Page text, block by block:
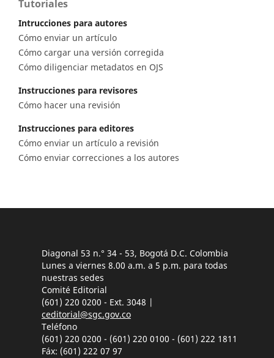
Tutoriales
Intrucciones para autores
Cómo enviar un artículo
Cómo cargar una versión corregida
Cómo diligenciar metadatos en OJS
Instrucciones para revisores
Cómo hacer una revisión
Instrucciones para editores
Cómo enviar un artículo a revisión
Cómo enviar correcciones a los autores
Diagonal 53 n.° 34 - 53, Bogotá D.C. Colombia
Lunes a viernes 8.00 a.m. a 5 p.m. para todas
nuestras sedes
Comité Editorial
(601) 220 0200 - Ext. 3048 |
ceditorial@sgc.gov.co
Teléfono
(601) 220 0200 - (601) 220 0100 - (601) 222 1811
Fáx: (601) 222 07 97